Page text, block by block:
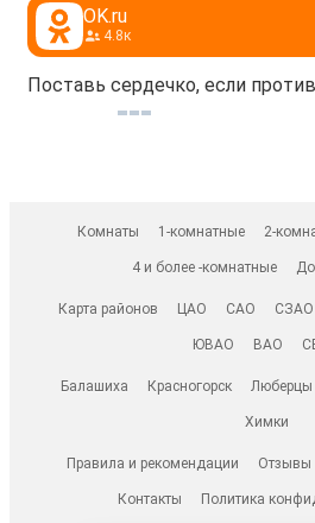
OK.ru
4.8к
Поставь сердечко, если
Комнаты 1-комнатные 2-
4 и более -комнатные
Карта районов ЦАО САО СЗАО
ЮВАО ВАО
Балашиха Красногорск Люберцы
Химки
Правила и рекомендации Отзывы
Контакты Политика